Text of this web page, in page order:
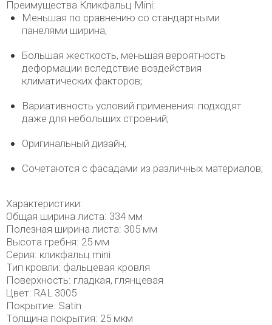
Преимущества Кликфальц Mini:
Меньшая по сравнению со стандартными
панелями ширина;
Большая жесткость, меньшая вероятность
деформации вследствие воздействия
климатических факторов;
Вариативность условий применения: подходят
даже для небольших строений;
Оригинальный дизайн;
Сочетаются с фасадами из различных материалов;
Характеристики:
Общая ширина листа: 334 мм
Полезная ширина листа: 305 мм
Высота гребня: 25 мм
Серия: кликфальц mini
Тип кровли: фальцевая кровля
Поверхность: гладкая, глянцевая
Цвет: RAL 3005
Покрытие: Satin
Толщина покрытия: 25 мкм